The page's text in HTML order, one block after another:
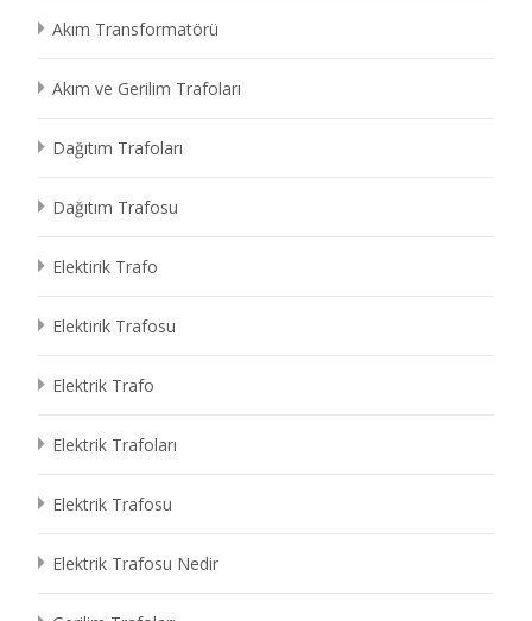
Akım Transformatörü
Akım ve Gerilim Trafoları
Dağıtım Trafoları
Dağıtım Trafosu
Elektirik Trafo
Elektirik Trafosu
Elektrik Trafo
Elektrik Trafoları
Elektrik Trafosu
Elektrik Trafosu Nedir